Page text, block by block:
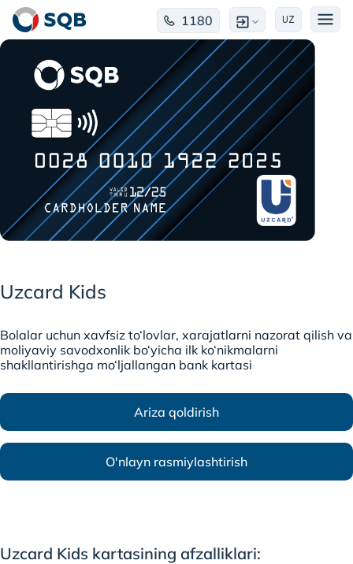
1180 UZ
Uzcard Kids
Bolalar uchun xavfsiz to‘lovlar, xarajatlarni nazorat qilish va
moliyaviy savodxonlik bo‘yicha ilk ko‘nikmalarni
shakllantirishga mo‘ljallangan bank kartasi
Ariza qoldirish
O'nlayn rasmiylashtirish
Uzcard Kids kartasining afzalliklari: